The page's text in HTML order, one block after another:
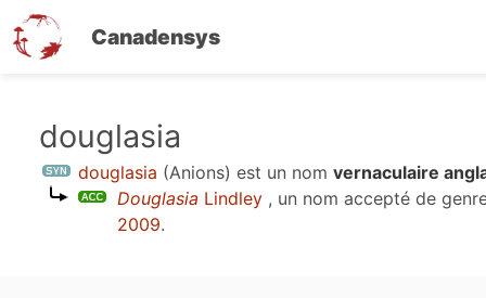
Canadensys
contenu
principal
douglasia
douglasia (Anions) est un nom vernaculaire
Douglasia Lindley , un nom accepté de
2009.